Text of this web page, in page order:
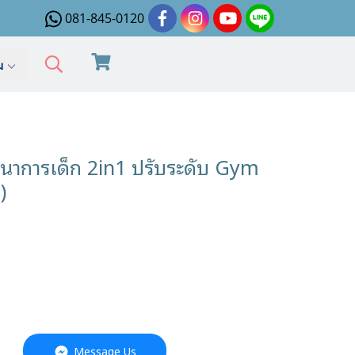
081-845-0120
าการเด็ก 2in1 ปรับระดับ Gym
Message Us